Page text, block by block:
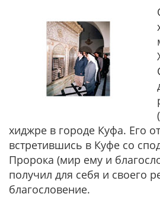
хиджре в городе Куфа. Его
встретившись в Куфе со
Пророка (мир ему и
получил для себя и своего
благословение.